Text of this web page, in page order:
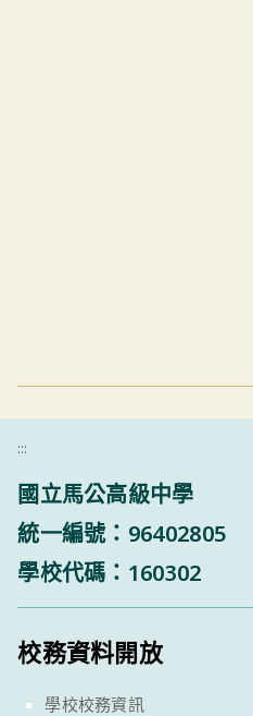
:::
國立馬公高級中學
統一編號：96402805
學校代碼：160302
校務資料開放
學校校務資訊